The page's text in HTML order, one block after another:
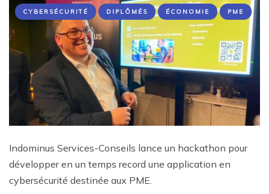
CYBERSÉCURITÉ DIPLÔMÉS ÉCONOMIE PME
Indominus Services-Conseils lance un hackathon pour
développer en un temps record une application en
cybersécurité destinée aux PME.